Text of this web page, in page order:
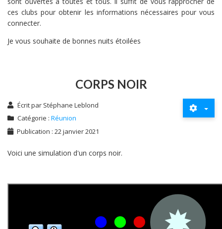
ces clubs pour obtenir les informations nécessaires pour vous
connecter.
Je vous souhaite de bonnes nuits étoilées
CORPS NOIR
Écrit par Stéphane Leblond
Catégorie : Réunion
Publication : 22 janvier 2021
Voici une simulation d'un corps noir.